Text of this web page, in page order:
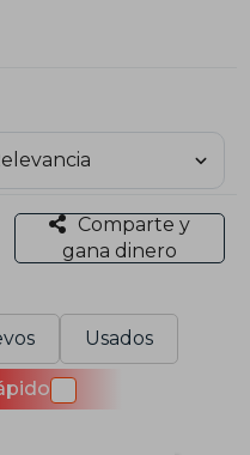
Comparte y
gana dinero
Usados